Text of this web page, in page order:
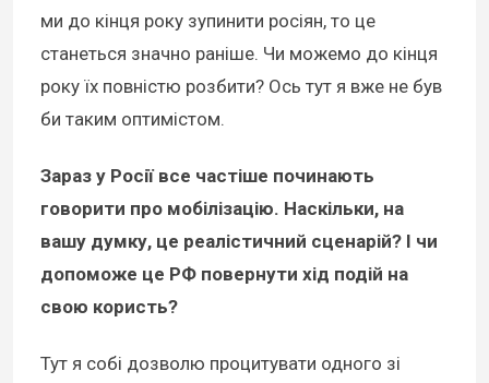
ми до кінця року зупинити росіян, то це
станеться значно раніше. Чи можемо до кінця
року їх повністю розбити? Ось тут я вже не був
би таким оптимістом.
Зараз у Росії все частіше починають
говорити про мобілізацію. Наскільки, на
вашу думку, це реалістичний сценарій? І чи
допоможе це РФ повернути хід подій на
свою користь?
Тут я собі дозволю процитувати одного зі